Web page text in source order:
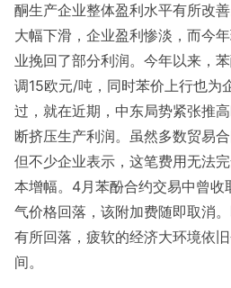
酮生产企业整体盈利水平有所改
大幅下滑，企业盈利惨淡，而今
业挽回了部分利润。今年以来，
调15欧元/吨，同时苯价上行也为
过，就在近期，中东局势紧张推
断挤压生产利润。虽然多数贸易
但不少企业表示，这笔费用无法
本增幅。4月苯酚合约交易中曾收
气价格回落，该附加费随即取消
有所回落，疲软的经济大环境依
间。